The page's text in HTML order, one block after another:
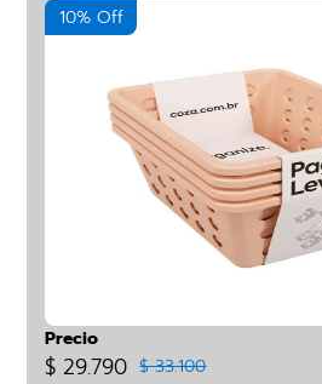
10% Off
Precio
$ 29.790 $ 33.100